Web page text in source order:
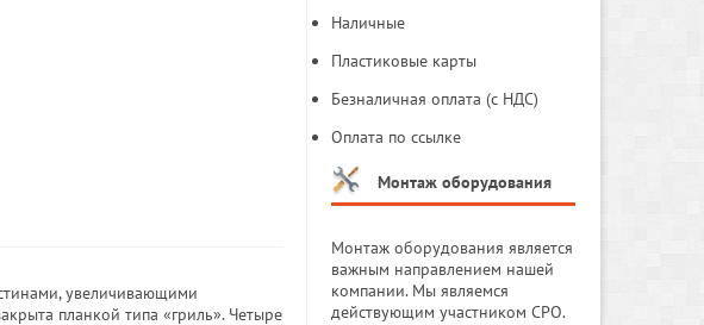
увеличивающими
планкой типа «гриль». Четыре
Наличные
Пластиковые карты
Безналичная оплата (с НДС)
Оплата по ссылке
Монтаж оборудования
Монтаж оборудования является
важным направлением нашей
компании. Мы являемся
действующим участником СРО.